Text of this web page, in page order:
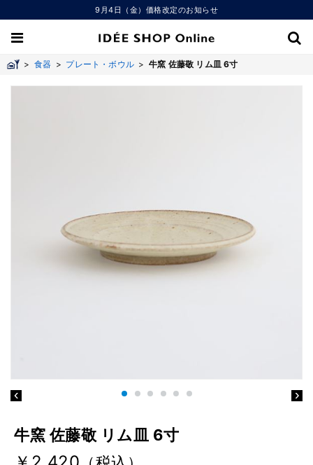
9月4日（金）価格改定のお知らせ
> 食器 > プレート・ボウル >牛窯 佐藤敬 リム皿 6寸
牛窯 佐藤敬 リム皿 6寸